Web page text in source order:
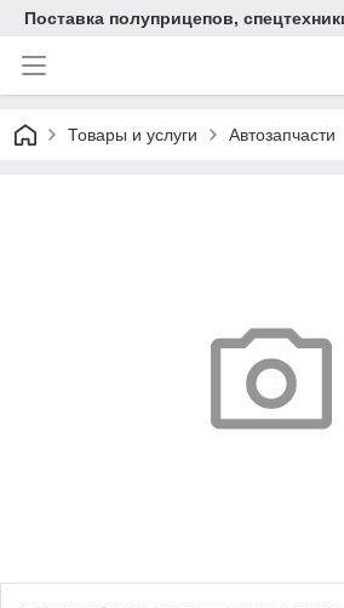
Поставка полуприцепов,
Товары и услуги Автозапчасти